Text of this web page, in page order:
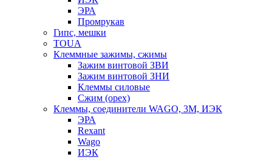
ЭРА
Промрукав
Гипс, мешки
TOUA
Клеммные зажимы, сжимы
Зажим винтовой ЗВИ
Зажим винтовой ЗНИ
Клеммы силовые
Сжим (орех)
Клеммы, соединители WAGO, 3M, ИЭК
ЭРА
Rexant
Wago
ИЭК